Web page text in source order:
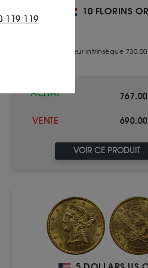
10 FLORINS OR
Valeur intrinsèque
ACHAT
VENTE
VOIR CE PRODUIT
119 119